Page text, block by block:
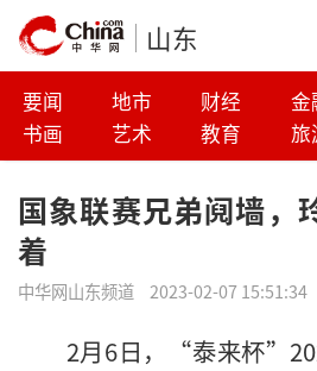
山东
要闻 地市 财经 金
书画
艺术 教育 旅
国象联赛兄弟阋墙，
着
中华网山东频道 2023-02-07 15:51:34
2月6日，“泰来杯